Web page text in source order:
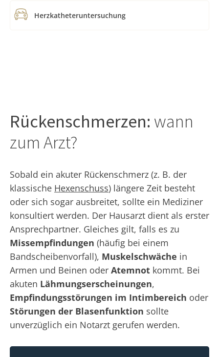
Herzkatheteruntersuchung
Rückenschmerzen: wann
zum Arzt?
Sobald ein akuter Rückenschmerz (z. B. der
klassische Hexenschuss) längere Zeit besteht
oder sich sogar ausbreitet, sollte ein Mediziner
konsultiert werden. Der Hausarzt dient als erster
Ansprechpartner. Gleiches gilt, falls es zu
Missempfindungen (häufig bei einem
Bandscheibenvorfall), Muskelschwäche in
Armen und Beinen oder Atemnot kommt. Bei
akuten Lähmungserscheinungen,
Empfindungsstörungen im Intimbereich oder
Störungen der Blasenfunktion sollte
unverzüglich ein Notarzt gerufen werden.